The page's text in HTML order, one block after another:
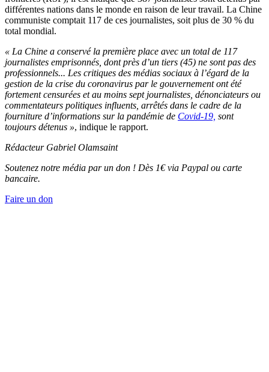
différentes nations dans le monde en raison de leur travail. La Chine
communiste comptait 117 de ces journalistes, soit plus de 30 % du
total mondial.
« La Chine a conservé la première place avec un total de 117
journalistes emprisonnés, dont près d’un tiers (45) ne sont pas des
professionnels... Les critiques des médias sociaux à l’égard de la
gestion de la crise du coronavirus par le gouvernement ont été
fortement censurées et au moins sept journalistes, dénonciateurs ou
commentateurs politiques influents, arrêtés dans le cadre de la
fourniture d’informations sur la pandémie de Covid-19, sont
toujours détenus », indique le rapport.
Rédacteur Gabriel Olamsaint
Soutenez notre média par un don ! Dès 1€ via Paypal ou carte
bancaire.
Faire un don